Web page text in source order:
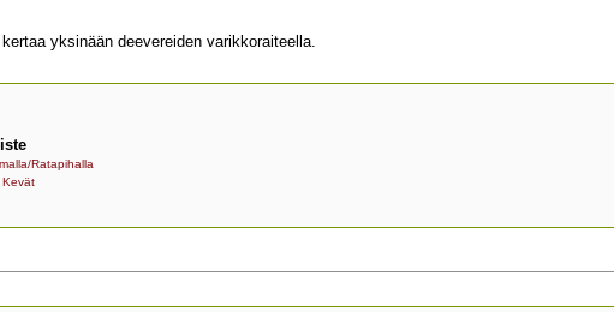
yksinään deevereiden varikkoraiteella.
Ratapihalla
Kevät